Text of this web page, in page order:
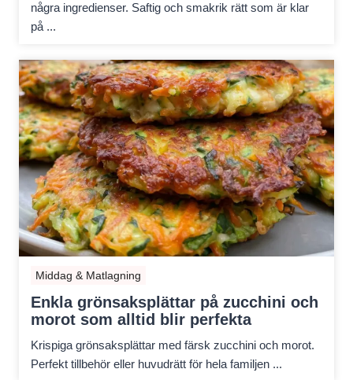
några ingredienser. Saftig och smakrik rätt som är klar
på ...
Middag & Matlagning
Enkla grönsaksplättar på zucchini och
morot som alltid blir perfekta
Krispiga grönsaksplättar med färsk zucchini och morot.
Perfekt tillbehör eller huvudrätt för hela familjen ...